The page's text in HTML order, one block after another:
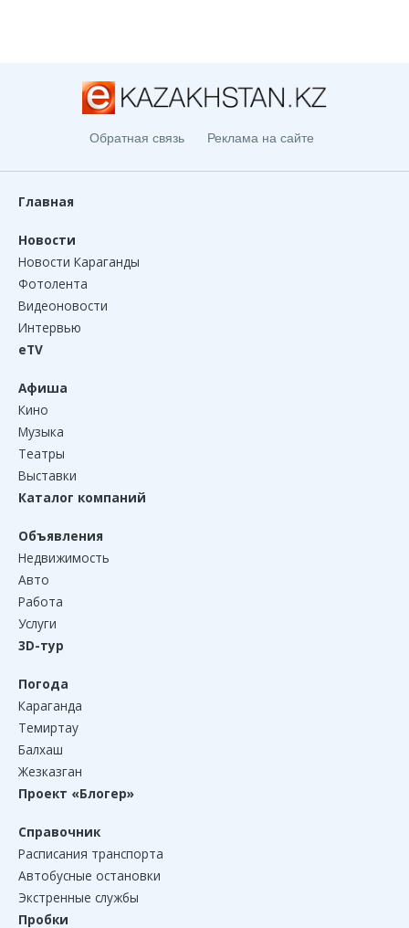
Обратная связь Реклама на сайте
Главная
Новости
Новости Караганды
Фотолента
Видеоновости
Интервью
eTV
Афиша
Кино
Музыка
Театры
Выставки
Каталог компаний
Объявления
Недвижимость
Авто
Работа
Услуги
3D-тур
Погода
Караганда
Темиртау
Балхаш
Жезказган
Проект «Блогер»
Справочник
Расписания транспорта
Автобусные остановки
Экстренные службы
Пробки